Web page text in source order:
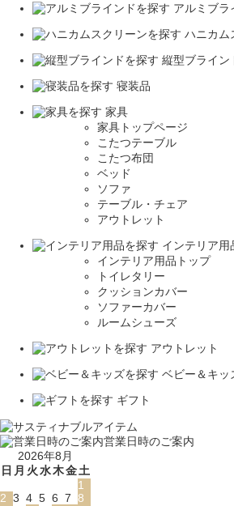
アルミブラ
ハニカム
縦型ブライン
寝装品
家具
家具トップページ
こたつテーブル
こたつ布団
ベッド
ソファ
テーブル・チェア
アウトレット
インテリア用
インテリア用品トップ
トイレタリー
クッションカバー
ソファーカバー
ルームシューズ
アウトレット
ベビー＆キッ
ギフト
営業日時のご案内
2026年8月
日 月 火水木金土
1
2 3 4 5 6 7 8